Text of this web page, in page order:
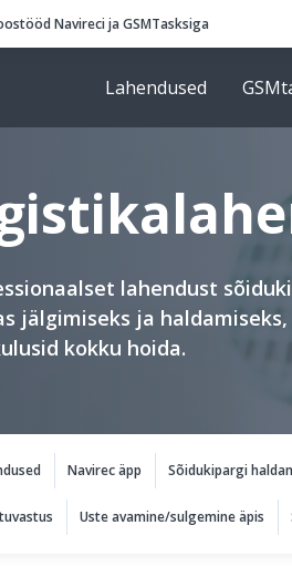
Navireci ja GSMTasksiga
Lahendused
lahendust
jälgimiseks ja
kokku hoida.
Navirec äpp Sõidukipargi
Uste avamine/sulgemine äpis